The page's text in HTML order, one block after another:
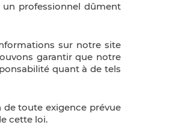
un professionnel dûment
sur notre site
garantir que notre
quant à de tels
toute exigence prévue
cette loi.